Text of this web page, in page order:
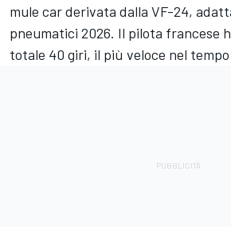
mule car derivata dalla VF-24,
pneumatici 2026. Il pilota francese
totale 40 giri, il più veloce nel tempo